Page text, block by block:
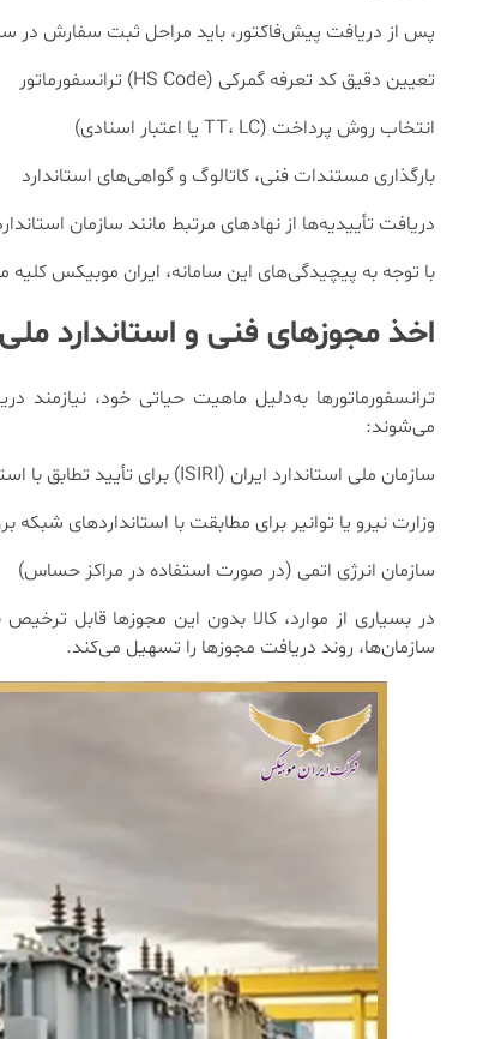
پس از دریافت پیش‌فاکتور، باید مراحل ثبت سفارش در
تعیین دقیق کد تعرفه گمرکی (HS Code) ترانسفورماتور
انتخاب روش پرداخت (TT، LC یا اعتبار اسنادی)
بارگذاری مستندات فنی، کاتالوگ و گواهی‌های استاندارد
دریافت تأییدیه‌ها از نهادهای مرتبط مانند سازمان
با توجه به پیچیدگی‌های این سامانه، ایران موبیکس
اخذ مجوزهای فنی و استاندارد
ترانسفورماتورها به‌دلیل ماهیت حیاتی خود،
می‌شوند:
سازمان ملی استاندارد ایران (ISIRI) برای تأیید تطابق با استانداردهای ملی
وزارت نیرو یا توانیر برای مطابقت با استانداردهای شبکه
سازمان انرژی اتمی (در صورت استفاده در مراکز حساس)
در بسیاری از موارد، کالا بدون این مجوزها قابل
سازمان‌ها، روند دریافت مجوزها را تسهیل می‌کند.